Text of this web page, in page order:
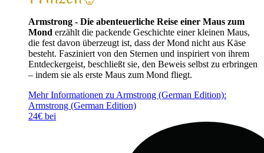
Armstrong - Die abenteuerliche Reise einer Maus zum
Mond erzählt die packende Geschichte einer kleinen Maus,
die fest davon überzeugt ist, dass der Mond nicht aus Käse
besteht. Fasziniert von den Sternen und inspiriert von ihrem
Entdeckergeist, beschließt sie, den Beweis selbst zu erbringen
– indem sie als erste Maus zum Mond fliegt.
Mehr Informationen zu Armstrong (German Edition):
Armstrong (German Edition)
24€ bei